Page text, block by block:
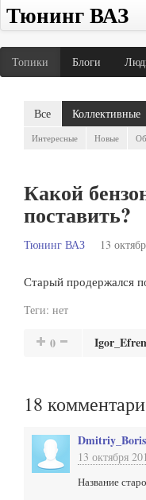
Тюнинг ВАЗ
Топики Блоги
Все Коллективные
Интересные Новые
Какой
поставить?
Тюнинг ВАЗ 13
Старый продержался
Теги: нет
0
18
13 октября
Название